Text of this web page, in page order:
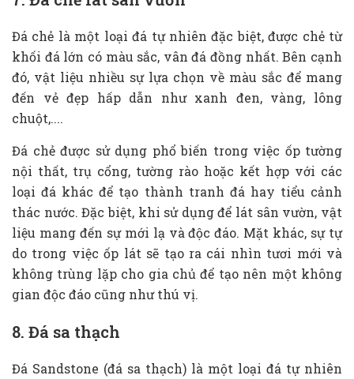
Đá chẻ là một loại đá tự nhiên đặc biệt, được chẻ từ
khối đá lớn có màu sắc, vân đá đồng nhất. Bên cạnh
đó, vật liệu nhiều sự lựa chọn về màu sắc để mang
đến vẻ đẹp hấp dẫn như xanh đen, vàng, lông
chuột,....
Đá chẻ được sử dụng phổ biến trong việc ốp tường
nội thất, trụ cổng, tường rào hoặc kết hợp với các
loại đá khác để tạo thành tranh đá hay tiểu cảnh
thác nước. Đặc biệt, khi sử dụng để lát sân vườn, vật
liệu mang đến sự mới lạ và độc đáo. Mặt khác, sự tự
do trong việc ốp lát sẽ tạo ra cái nhìn tươi mới và
không trùng lặp cho gia chủ để tạo nên một không
gian độc đáo cũng như thú vị.
8. Đá sa thạch
Đá Sandstone (đá sa thạch) là một loại đá tự nhiên